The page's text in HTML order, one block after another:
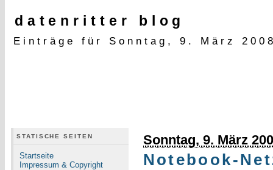
datenritter blog
Einträge für Sonntag, 9. März
STATISCHE SEITEN
Startseite
Impressum & Copyright
Sonntag, 9. März
Notebook-